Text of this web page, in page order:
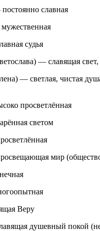
славная
судья
— славящая свет,
— светлая, чистая
просветлённая
светом
мир
Веру
душевный покой